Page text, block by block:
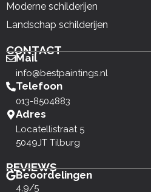
Moderne schilderijen
Landschap schilderijen
CONTACT
Mail
info@bestpaintings.nl
Telefoon
013-8504883
Adres
Locatellistraat 5
5049JT Tilburg
REVIEWS
Beoordelingen
4,9/5